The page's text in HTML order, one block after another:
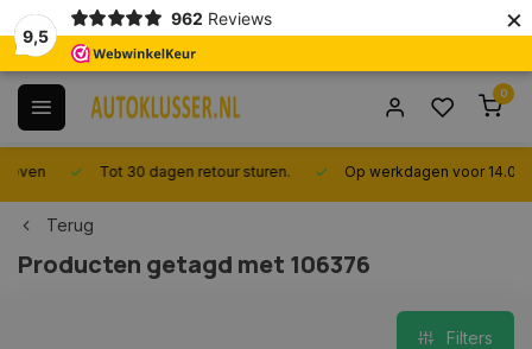
9,5
962 Reviews ×
0
Tot 30 dagen retour sturen. Op werkdagen voor 14.00 uur
Terug
Producten getagd met 106376
Filters